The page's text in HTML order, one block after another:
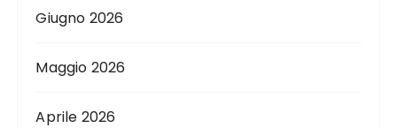
Giugno 2026
Maggio 2026
Aprile 2026